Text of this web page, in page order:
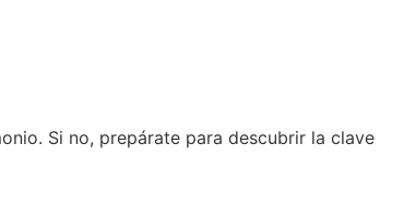
Si no, prepárate para descubrir la clave